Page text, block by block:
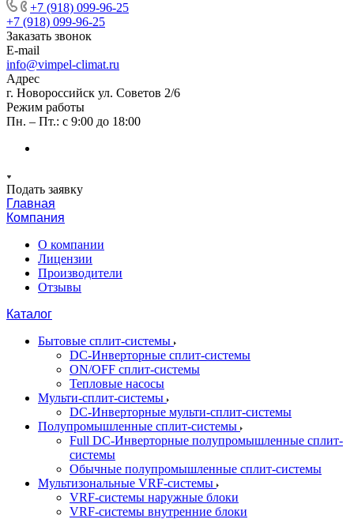
+7 (918) 099-96-25
+7 (918) 099-96-25
Заказать звонок
E-mail
info@vimpel-climat.ru
Адрес
г. Новороссийск ул. Советов 2/6
Режим работы
Пн. – Пт.: с 9:00 до 18:00
Подать заявку
Главная
Компания
О компании
Лицензии
Производители
Отзывы
Каталог
Бытовые сплит-системы
DC-Инверторные сплит-системы
ON/OFF сплит-системы
Тепловые насосы
Мульти-сплит-системы
DC-Инверторные мульти-сплит-системы
Полупромышленные сплит-системы
Full DC-Инверторные полупромышленные сплит-
системы
Обычные полупромышленные сплит-системы
Мультизональные VRF-системы
VRF-системы наружные блоки
VRF-системы внутренние блоки